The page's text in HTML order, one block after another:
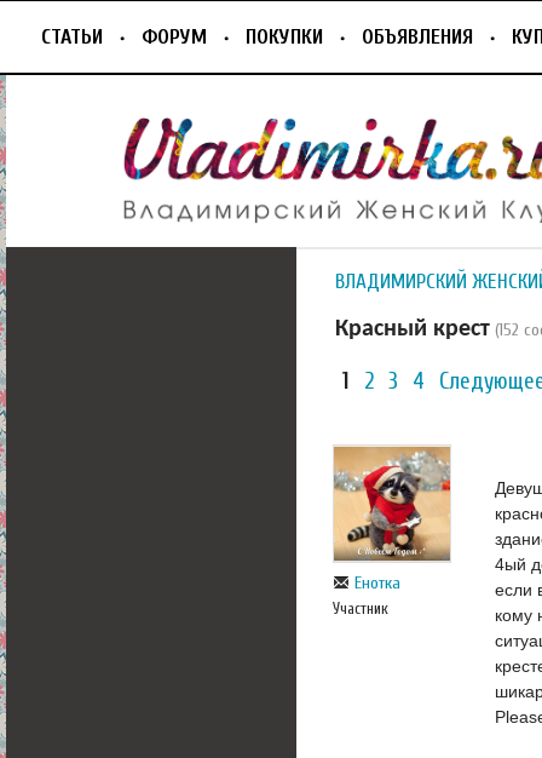
СТАТЬИ ФОРУМ ПОКУПКИ ОБЪЯВЛЕНИЯ
ВЛАДИМИРСКИЙ
Красный крест (152
1 2 3 4
Енотка
Участник
4ый
если
кому